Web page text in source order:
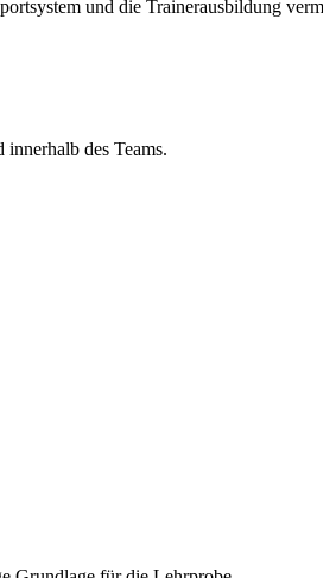
und die Trainerausbildung
des Teams.